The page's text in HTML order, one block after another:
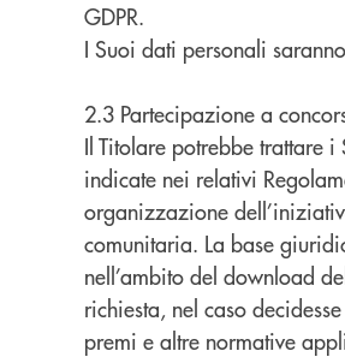
GDPR.
I Suoi dati personali
2.3 Partecipazione a
Il Titolare potrebbe trattare
indicate nei relativi
organizzazione
comunitaria. La base
nell’ambito del download
richiesta, nel caso
premi e altre normative